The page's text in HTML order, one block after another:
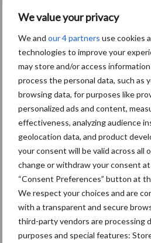
We value your privacy
We and our 4 partners use cookies
technologies to improve your
may store and/or access
process the personal data, such as
browsing data, for purposes like
personalized ads and content,
effectiveness, analyzing audience
geolocation data, and product
your consent will be valid across all
change or withdraw your consent
“Consent Preferences” button at
We respect your choices and are
with a transparent and secure
third-party vendors are processing
purposes and special features:
Tien
een langere
“Vraag naar
Polen groter
Drie Franse
de grens
kilogram